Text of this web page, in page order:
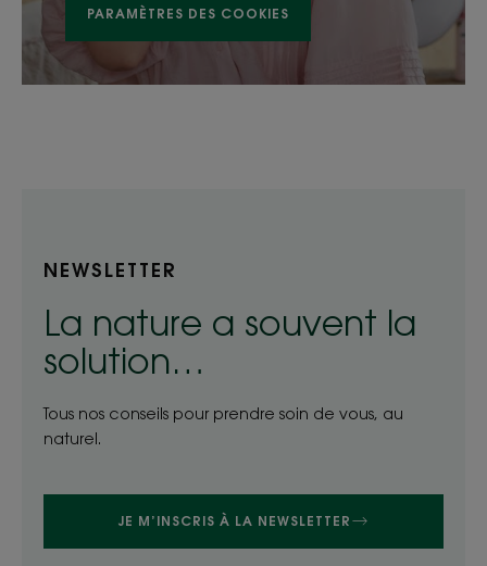
PARAMÈTRES DES COOKIES
NEWSLETTER
La nature a souvent la
solution…
Tous nos conseils pour prendre soin de vous, au
naturel.
JE M’INSCRIS À LA NEWSLETTER